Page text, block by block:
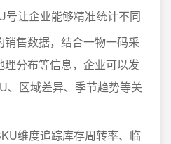
号让企业能够精准统计不同
售数据，结合一物一码采
分布等信息，企业可以发
、区域差异、季节趋势等关
维度追踪库存周转率、临